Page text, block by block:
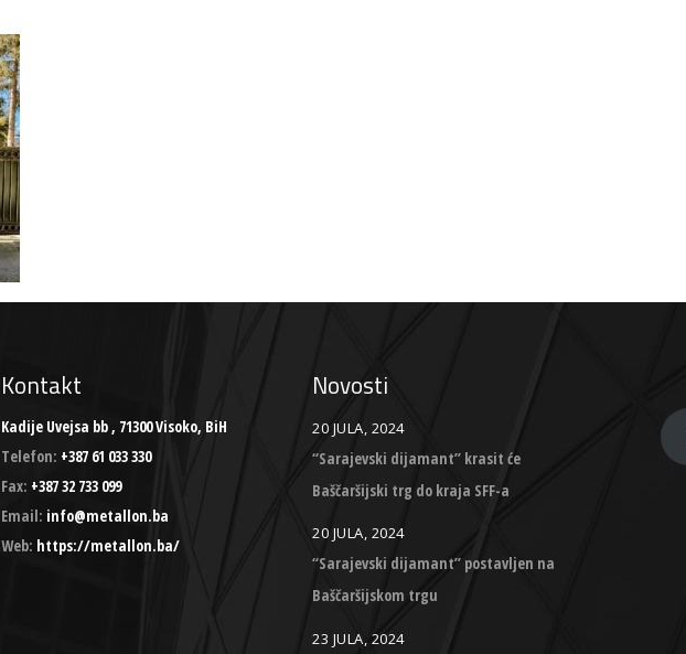
Kontakt
Kadije Uvejsa bb , 71300 Visoko, BiH
Telefon: +387 61 033 330
Fax: +387 32 733 099
Email: info@metallon.ba
Web: https://metallon.ba/
Novosti
20 JULA, 2024
“Sarajevski dijamant” krasit će
Baščaršijski trg do kraja SFF-a
20 JULA, 2024
“Sarajevski dijamant” postavljen na
Baščaršijskom trgu
23 JULA, 2024